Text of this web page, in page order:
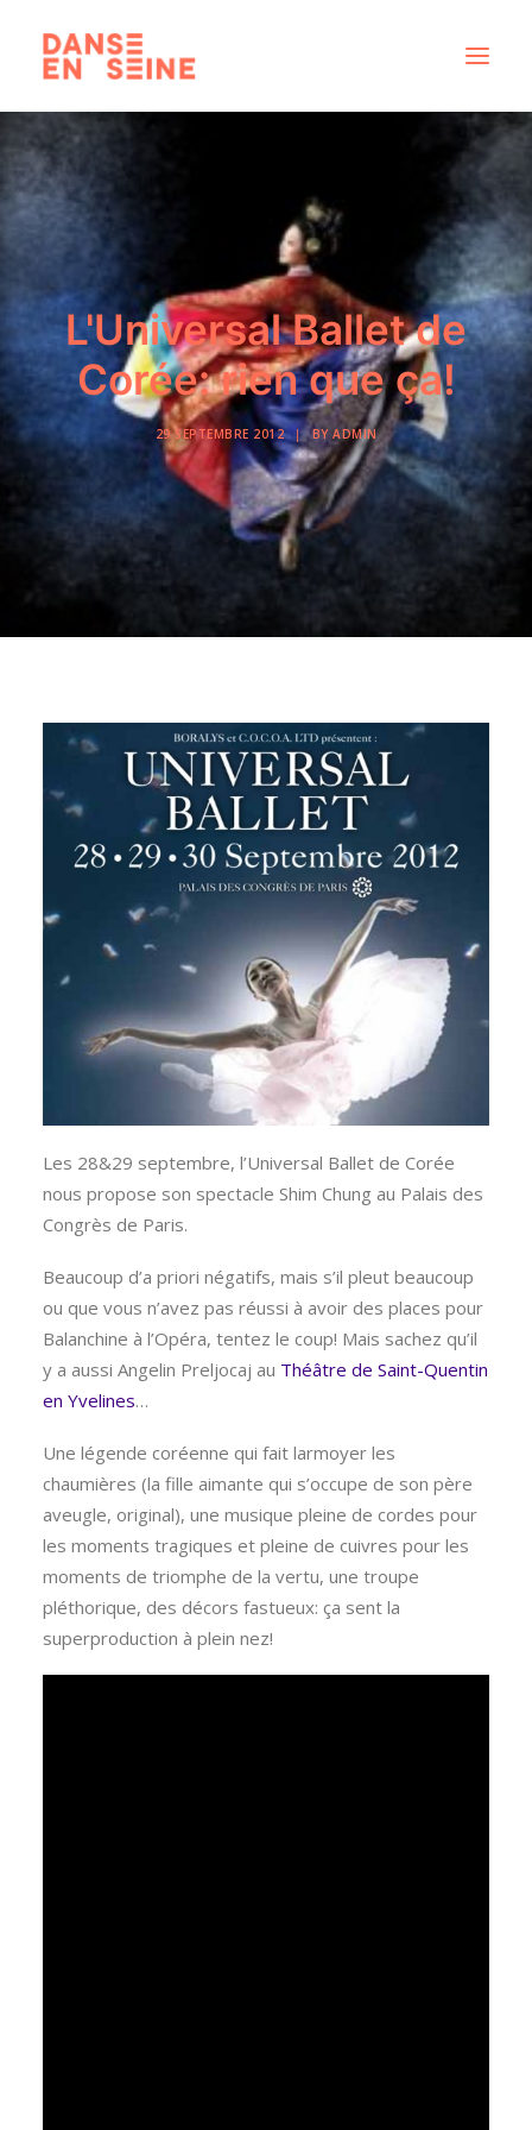
CRÉATIONS
DISPOSITIFS ARTISTIQUES
À PROPOS
NOUS REJOINDRE
ACTUS
RECHERCHE
L'Universal Ballet de
Corée: rien que ça!
29 SEPTEMBRE 2012 | BY ADMIN
Les 28&29 septembre, l’Universal Ballet de Corée
nous propose son spectacle Shim Chung au Palais des
Congrès de Paris.
Beaucoup d’a priori négatifs, mais s’il pleut beaucoup
ou que vous n’avez pas réussi à avoir des places pour
Balanchine à l’Opéra, tentez le coup! Mais sachez qu’il
y a aussi Angelin Preljocaj au Théâtre de Saint-Quentin
en Yvelines…
Une légende coréenne qui fait larmoyer les
chaumières (la fille aimante qui s’occupe de son père
aveugle, original), une musique pleine de cordes pour
les moments tragiques et pleine de cuivres pour les
moments de triomphe de la vertu, une troupe
pléthorique, des décors fastueux: ça sent la
superproduction à plein nez!